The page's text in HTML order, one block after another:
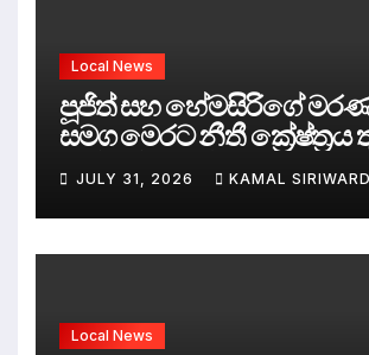
Local News
පූජිත් සහ හේමසිරිගේ
සමග මෙරට නීතී ක්‍රේෂ්ත්‍රය
ඇත්තේ කුමක්ද ?
JULY 31, 2026 KAMAL
Local News